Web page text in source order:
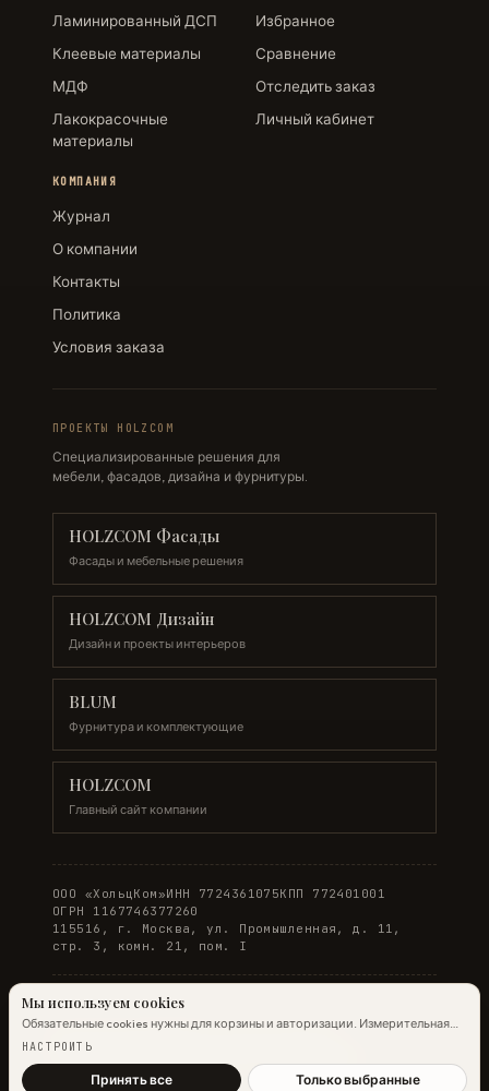
Ламинированный ДСП
Клеевые материалы
МДФ
Лакокрасочные
материалы
Избранное
Сравнение
Отследить заказ
Личный кабинет
КОМПАНИЯ
Журнал
О компании
Контакты
Политика
Условия заказа
ПРОЕКТЫ HOLZCOM
Специализированные решения для
мебели, фасадов, дизайна и фурнитуры.
HOLZCOM Фасады
Фасады и мебельные решения
HOLZCOM Дизайн
Дизайн и проекты интерьеров
BLUM
Фурнитура и комплектующие
HOLZCOM
Главный сайт компании
ООО «ХольцКом»ИНН 7724361075КПП 772401001
ОГРН 1167746377260
115516, г. Москва, ул. Промышленная, д. 11,
стр. 3, комн. 21, пом. I
© 2026 WOODONLINE. Все права защищены.
Мы используем cookies
Обязательные cookies нужны для корзины и авторизации. Измерительная
аналитика Яндекс.Метрики работает на обычных страницах всегда;
Подробнее →
НАСТРОИТЬ
Принять все Только выбранные